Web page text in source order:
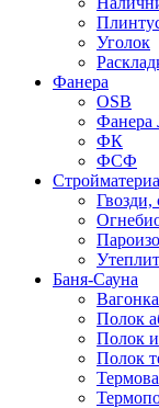
Уголок
Фанера
OSB
Фанера
ФК
ФСФ
Гвозди,
Баня-Сауна
Полок
Полок
Полок